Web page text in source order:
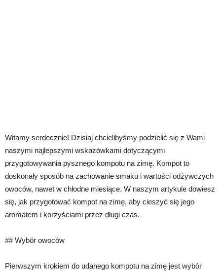
Witamy serdecznie! Dzisiaj chcielibyśmy podzielić się z Wami
naszymi najlepszymi wskazówkami dotyczącymi
przygotowywania pysznego kompotu na zimę. Kompot to
doskonały sposób na zachowanie smaku i wartości odżywczych
owoców, nawet w chłodne miesiące. W naszym artykule dowiesz
się, jak przygotować kompot na zimę, aby cieszyć się jego
aromatem i korzyściami przez długi czas.
## Wybór owoców
Pierwszym krokiem do udanego kompotu na zimę jest wybór